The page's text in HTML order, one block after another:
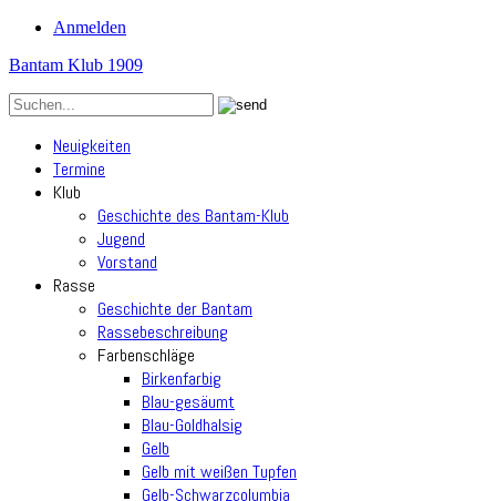
Anmelden
Bantam Klub 1909
Neuigkeiten
Termine
Klub
Geschichte des Bantam-Klub
Jugend
Vorstand
Rasse
Geschichte der Bantam
Rassebeschreibung
Farbenschläge
Birkenfarbig
Blau-gesäumt
Blau-Goldhalsig
Gelb
Gelb mit weißen Tupfen
Gelb-Schwarzcolumbia